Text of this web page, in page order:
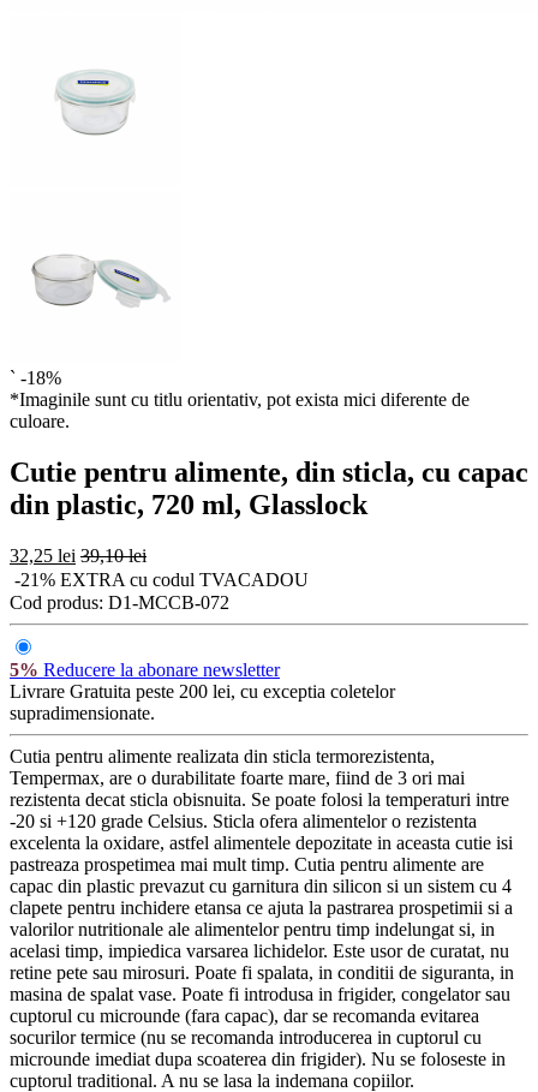
` -18%
*Imaginile sunt cu titlu orientativ, pot exista mici diferente de
culoare.
Cutie pentru alimente, din sticla, cu capac
din plastic, 720 ml, Glasslock
32,25 lei 39,10 lei
-21% EXTRA cu codul TVACADOU
Cod produs: D1-MCCB-072
5% Reducere la abonare newsletter
Livrare Gratuita peste 200 lei, cu exceptia coletelor
supradimensionate.
Cutia pentru alimente realizata din sticla termorezistenta,
Tempermax, are o durabilitate foarte mare, fiind de 3 ori mai
rezistenta decat sticla obisnuita. Se poate folosi la temperaturi intre
-20 si +120 grade Celsius. Sticla ofera alimentelor o rezistenta
excelenta la oxidare, astfel alimentele depozitate in aceasta cutie isi
pastreaza prospetimea mai mult timp. Cutia pentru alimente are
capac din plastic prevazut cu garnitura din silicon si un sistem cu 4
clapete pentru inchidere etansa ce ajuta la pastrarea prospetimii si a
valorilor nutritionale ale alimentelor pentru timp indelungat si, in
acelasi timp, impiedica varsarea lichidelor. Este usor de curatat, nu
retine pete sau mirosuri. Poate fi spalata, in conditii de siguranta, in
masina de spalat vase. Poate fi introdusa in frigider, congelator sau
cuptorul cu microunde (fara capac), dar se recomanda evitarea
socurilor termice (nu se recomanda introducerea in cuptorul cu
microunde imediat dupa scoaterea din frigider). Nu se foloseste in
cuptorul traditional. A nu se lasa la indemana copiilor.